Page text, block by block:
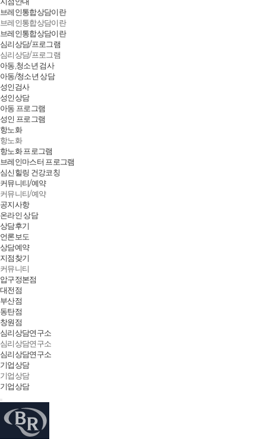
브레인통합상담이란
브레인통합상담이란
브레인통합상담이란
심리상담/프로그램
심리상담/프로그램
아동,청소년 검사
아동/청소년 상담
성인검사
성인상담
아동 프로그램
성인 프로그램
항노화
항노화
항노화 프로그램
브레인마스터 프로그램
심신힐링 건강코칭
커뮤니티/예약
커뮤니티/예약
공지사항
온라인 상담
상담후기
언론보도
상담예약
지점찾기
커뮤니티
압구정본점
대전점
부산점
동탄점
창원점
심리상담연구소
심리상담연구소
심리상담연구소
기업상담
기업상담
기업상담